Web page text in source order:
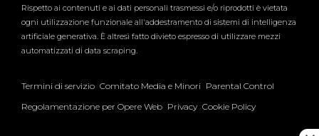
Rispetto ai contenuti e ai dati personali trasmessi e/o riprodotti è vietata
ogni utilizzazione funzionale all'addestramento di sistemi di intelligenza
artificiale generativa. È altresì fatto divieto espresso di utilizzare mezzi
automatizzati di data scraping.
Termini di servizio Comitato Media e Minori Parental Control
Regolamentazione per Opere Web Privacy Cookie Policy